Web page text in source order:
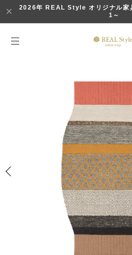
2026年 REAL Style オリジナル家
1～